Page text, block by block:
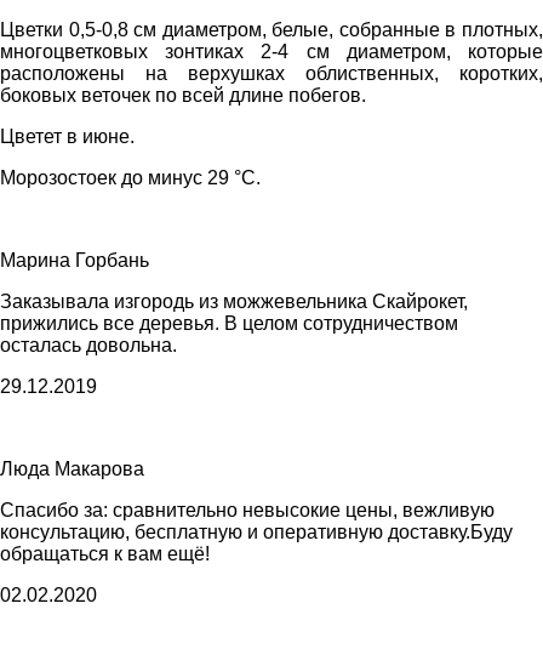
Цветки 0,5-0,8 см диаметром, белые, собранные в плотных,
многоцветковых зонтиках 2-4 см диаметром, которые
расположены на верхушках облиственных, коротких,
боковых веточек по всей длине побегов.
Цветет в июне.
Морозостоек до минус 29 °C.
Марина Горбань
Заказывала изгородь из можжевельника Скайрокет,
прижились все деревья. В целом сотрудничеством
осталась довольна.
29.12.2019
Люда Макарова
Спасибо за: сравнительно невысокие цены, вежливую
консультацию, бесплатную и оперативную доставку.Буду
обращаться к вам ещё!
02.02.2020